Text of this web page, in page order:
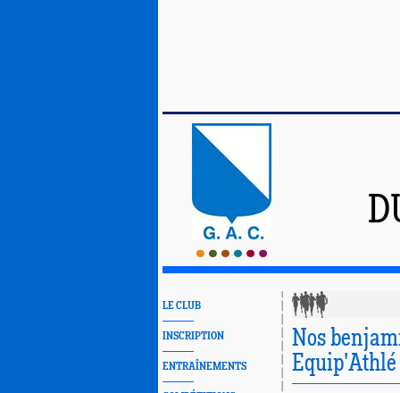
LE CLUB
INSCRIPTION
ENTRAÎNEMENTS
Nos
Equip'Athlé